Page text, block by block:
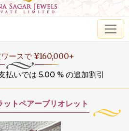
ースで ¥160,000+
払いでは 5.00 % の追加割引
ットペアーブリオレット